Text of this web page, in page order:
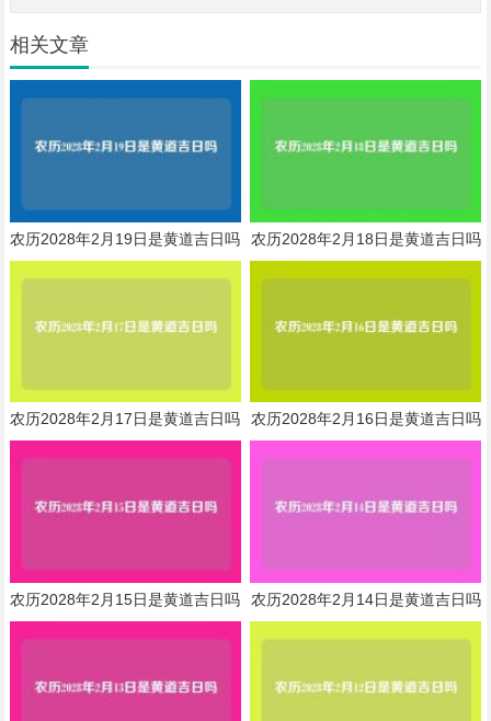
相关文章
农历2028年2月19日是黄道吉日吗 农历2028年2月18日是黄道吉日吗
农历2028年2月17日是黄道吉日吗 农历2028年2月16日是黄道吉日吗
农历2028年2月15日是黄道吉日吗 农历2028年2月14日是黄道吉日吗